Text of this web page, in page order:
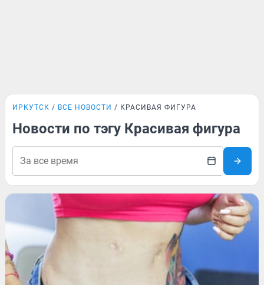
ИРКУТСК ВСЕ НОВОСТИ КРАСИВАЯ ФИГУРА
Новости по тэгу Красивая фигура